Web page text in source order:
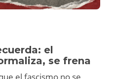
el
se frena